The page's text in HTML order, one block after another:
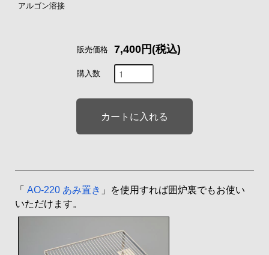
アルゴン溶接
販売価格 7,400円(税込)
購入数
「 AO-220 あみ置き 」を使用すれば囲炉裏でもお使い
いただけます。